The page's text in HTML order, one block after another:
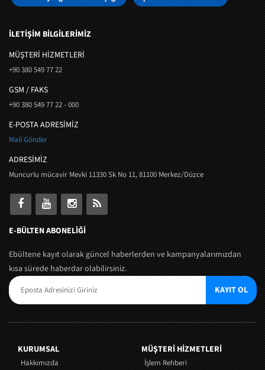
İLETİŞİM BİLGİLERİMİZ
MÜŞTERI HIZMETLERI
+90 380 549 77 22
GSM / FAKS
+90 380 549 77 22 - 000
E-POSTA ADRESİMİZ
Mail Gönder
ADRESİMİZ
Muncurlu mücavir Mevki 11330 Sk No 11, 81100 Merkez/Düzce
E-BÜLTEN ABONELİĞİ
Ebültene kayıt olarak güncel haberlerden ve kampanyalarımızdan
kısa sürede haberdar olabilirsiniz.
KAYIT OL
KURUMSAL
Hakkımızda
MÜŞTERI HIZMETLERI
İşlem Rehberi